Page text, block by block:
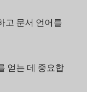
고 문서 언어를
얻는 데 중요합